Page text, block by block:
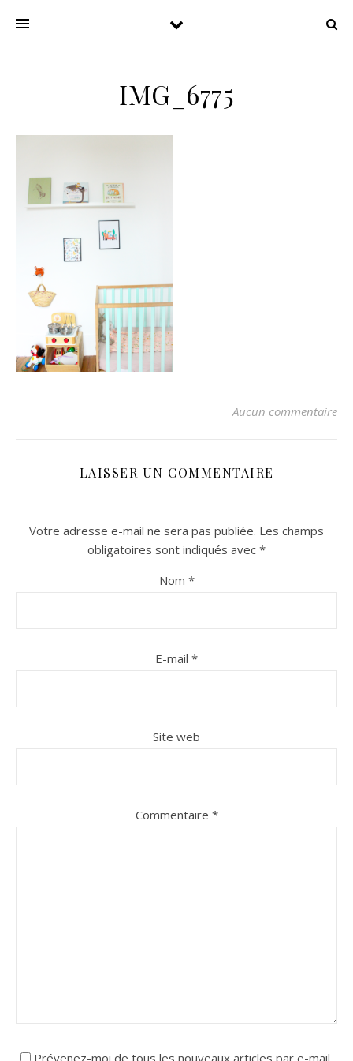
sur Instagram
sur Instagram
IMG_6775
Aucun commentaire
LAISSER UN COMMENTAIRE
Votre adresse e-mail ne sera pas publiée. Les champs
obligatoires sont indiqués avec *
Nom *
E-mail *
Site web
Commentaire *
Prévenez-moi de tous les nouveaux articles par e-mail.